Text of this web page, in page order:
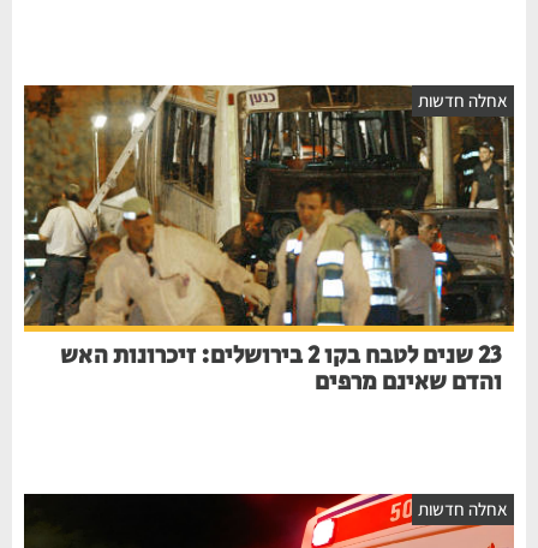
חדשות
23 שנים לטבח בקו 2 בירושלים: זיכרונות האש
והדם שאינם מרפים
חדשות